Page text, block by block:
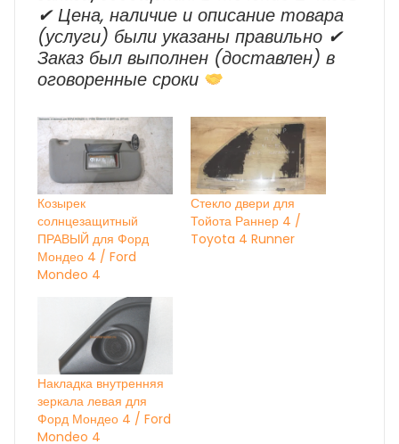
✔ Цена, наличие и описание товара
(услуги) были указаны правильно ✔
Заказ был выполнен (доставлен) в
оговоренные сроки
Козырек
солнцезащитный
ПРАВЫЙ для Форд
Мондео 4 / Ford
Mondeo 4
Стекло двери для
Тойота Раннер 4 /
Toyota 4 Runner
Накладка внутренняя
зеркала левая для
Форд Мондео 4 / Ford
Mondeo 4